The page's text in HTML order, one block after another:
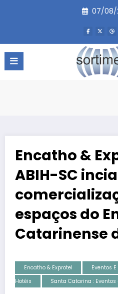
07/08/
Encatho &
ABIH-SC
espaços do
Catarinense
Encatho & Exprotel Eventos
Hotéis
Santa Catarina :